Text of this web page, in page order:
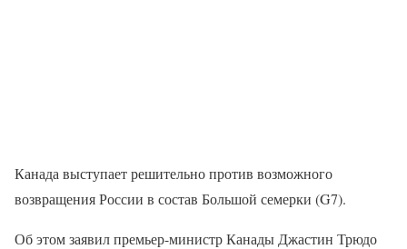
Канада выступает решительно против возможного
возвращения России в состав Большой семерки (G7).
Об этом заявил премьер-министр Канады Джастин Трюдо